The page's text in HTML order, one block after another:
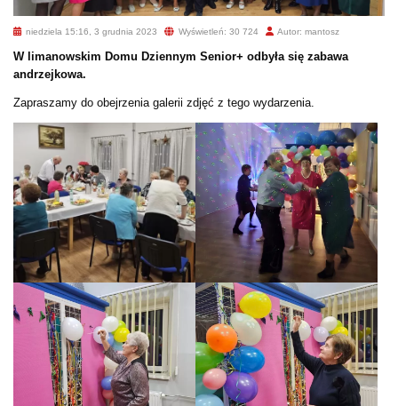
niedziela 15:16, 3 grudnia 2023 Wyświetleń: 30 724 Autor: mantosz
W limanowskim Domu Dziennym Senior+ odbyła się zabawa
andrzejkowa.
Zapraszamy do obejrzenia galerii zdjęć z tego wydarzenia.